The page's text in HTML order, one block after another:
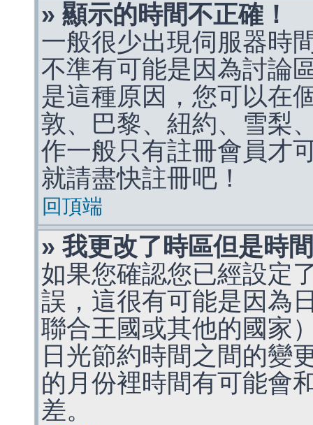
» 顯示的時間不正確！
一般很少出現伺服器時
不準有可能是因為討論
是這種原因，您可以在
敦、巴黎、紐約、雪梨
作一般只有註冊會員才
就請盡快註冊吧！
回頂端
» 我更改了時區但是時
如果您確認您已經設定
誤，這很有可能是因為
聯合王國或其他的國家
日光節約時間之間的變
的月份裡時間有可能會
差。